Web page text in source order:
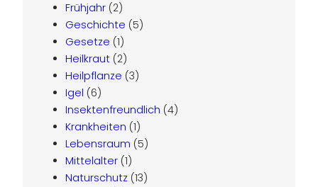
Frühjahr (2)
Geschichte (5)
Gesetze (1)
Heilkraut (2)
Heilpflanze (3)
Igel (6)
Insektenfreundlich (4)
Krankheiten (1)
Lebensraum (5)
Mittelalter (1)
Naturschutz (13)